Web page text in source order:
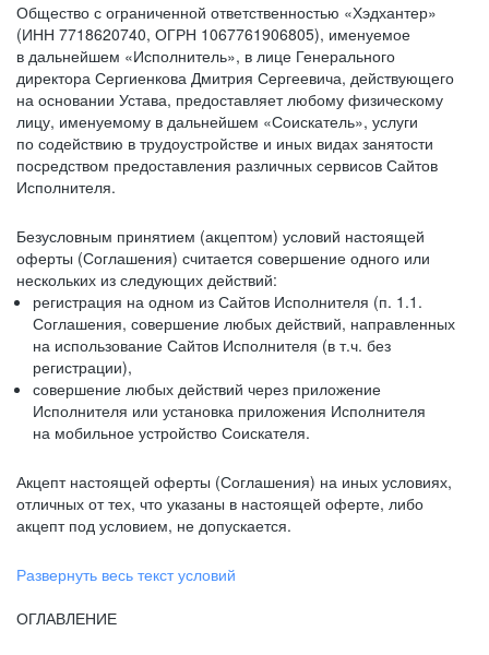
Общество с ограниченной ответственностью «Хэдхантер»
(ИНН 7718620740, ОГРН 1067761906805), именуемое
в дальнейшем «Исполнитель», в лице Генерального
директора Сергиенкова Дмитрия Сергеевича, действующего
на основании Устава, предоставляет любому физическому
лицу, именуемому в дальнейшем «Соискатель», услуги
по содействию в трудоустройстве и иных видах занятости
посредством предоставления различных сервисов Сайтов
Исполнителя.
Безусловным принятием (акцептом) условий настоящей
оферты (Соглашения) считается совершение одного или
нескольких из следующих действий:
регистрация на одном из Сайтов Исполнителя (п. 1.1.
Соглашения, совершение любых действий, направленных
на использование Сайтов Исполнителя (в т.ч. без
регистрации),
совершение любых действий через приложение
Исполнителя или установка приложения Исполнителя
на мобильное устройство Соискателя.
Акцепт настоящей оферты (Соглашения) на иных условиях,
отличных от тех, что указаны в настоящей оферте, либо
акцепт под условием, не допускается.
Развернуть весь текст условий
ОГЛАВЛЕНИЕ